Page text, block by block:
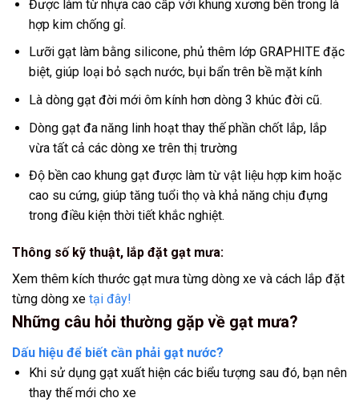
Được làm từ nhựa cao cấp với khung xương bên trong là
hợp kim chống gỉ.
Lưỡi gạt làm bằng silicone, phủ thêm lớp GRAPHITE đặc
biệt, giúp loại bỏ sạch nước, bụi bẩn trên bề mặt kính
Là dòng gạt đời mới ôm kính hơn dòng 3 khúc đời cũ.
Dòng gạt đa năng linh hoạt thay thế phần chốt lắp, lắp
vừa tất cả các dòng xe trên thị trường
Độ bền cao khung gạt được làm từ vật liệu hợp kim hoặc
cao su cứng, giúp tăng tuổi thọ và khả năng chịu đựng
trong điều kiện thời tiết khắc nghiệt.
Thông số kỹ thuật, lắp đặt gạt mưa:
Xem thêm kích thước gạt mưa từng dòng xe và cách lắp đặt
từng dòng xe tại đây!
Những câu hỏi thường gặp về gạt mưa?
Dấu hiệu để biết cần phải gạt nước?
Khi sử dụng gạt xuất hiện các biểu tượng sau đó, bạn nên
thay thế mới cho xe